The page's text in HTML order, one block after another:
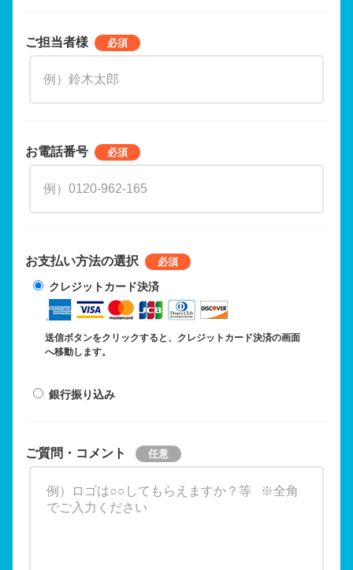
ご担当者様
お電話番号
お支払い方法の選択
クレジットカード決済
送信ボタンをクリックすると、クレジットカード決済の画面
へ移動します。
銀行振り込み
ご質問・コメント